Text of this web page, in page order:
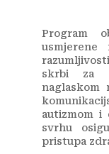
Program
usmjerene
skrbi za
naglaskom
autizmom i
svrhu
pristupa